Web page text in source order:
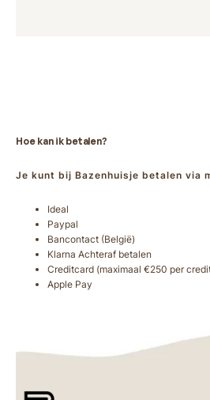
Hoe kan ik betalen?
Je kunt bij Bazenhuisje betalen via
Ideal
Paypal
Bancontact (België)
Klarna Achteraf betalen
Creditcard (maximaal €250 per
Apple Pay